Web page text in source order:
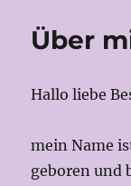
Über
Hallo liebe
mein Name
geboren und